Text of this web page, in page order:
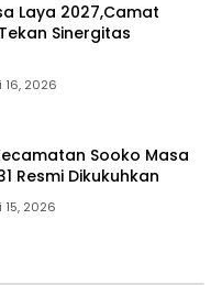
Laya 2027,Camat
Sinergitas
16, 2026
Sooko Masa
Resmi Dikukuhkan
15, 2026